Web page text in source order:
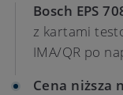
Bosch EPS
z kartami
IMA/QR po
Cena niższa